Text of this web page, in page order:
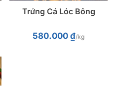
Trứng Cá Lóc Bông
580.000 ₫/kg